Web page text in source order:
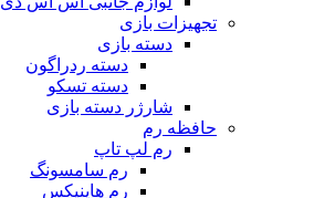
تجهیزات بازی
دسته بازی
دسته ردراگون
دسته تسکو
شارژر دسته بازی
حافظه رم
رم لپ تاپ
رم سامسونگ
رم هاینیکس